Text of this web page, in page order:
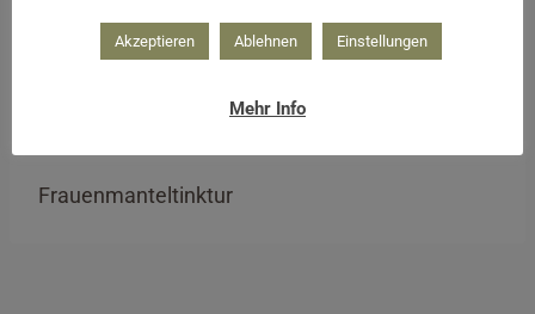
Frauenmanteltinktur
Akzeptieren Ablehnen Einstellungen
Mehr Info